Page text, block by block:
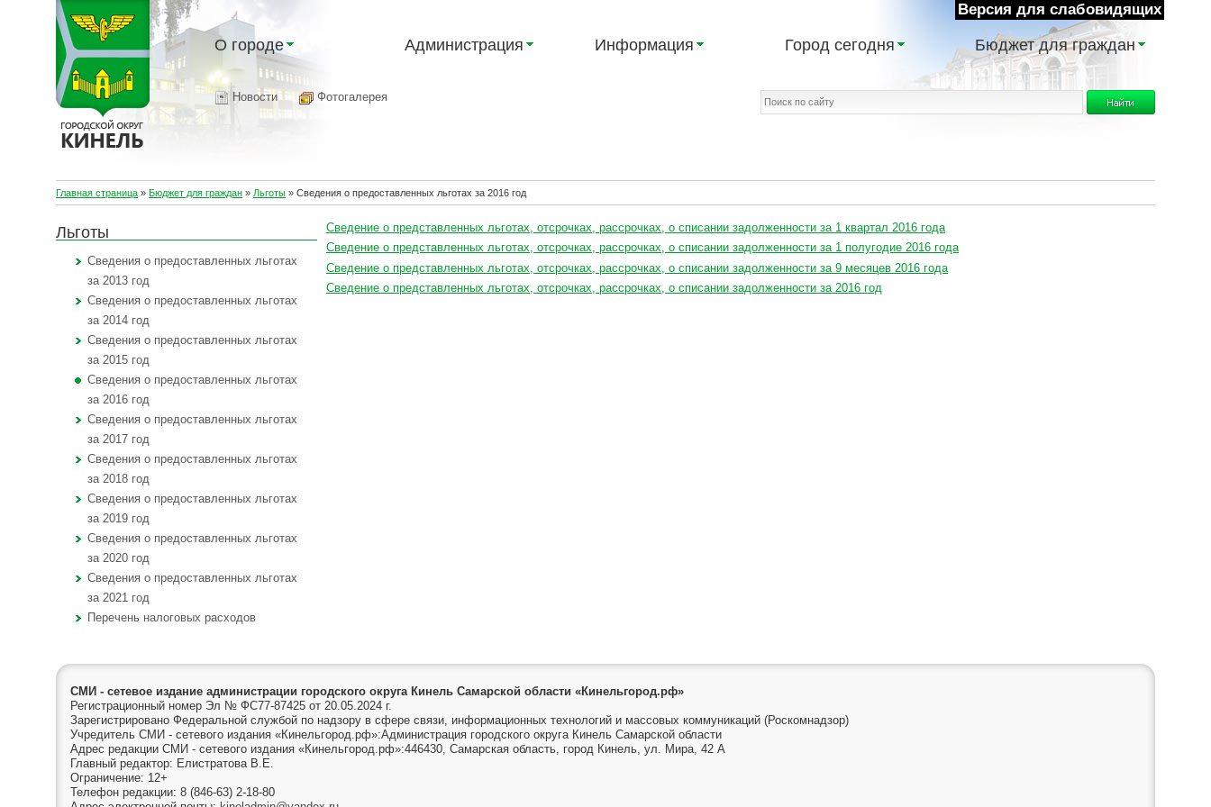
Версия для слабовидящих
О городе Администрация Информация Город сегодня Бюджет для граждан
Новости Фотогалерея
Главная страница » Бюджет для граждан » Льготы » Сведения о предоставленных льготах за 2016 год
Льготы
Сведения о предоставленных льготах
за 2013 год
Сведения о предоставленных льготах
за 2014 год
Сведения о предоставленных льготах
за 2015 год
Сведения о предоставленных льготах
за 2016 год
Сведения о предоставленных льготах
за 2017 год
Сведения о предоставленных льготах
за 2018 год
Сведения о предоставленных льготах
за 2019 год
Сведения о предоставленных льготах
за 2020 год
Сведения о предоставленных льготах
за 2021 год
Перечень налоговых расходов
Сведение о представленных льготах, отсрочках, рассрочках, о списании задолженности за 1 квартал 2016 года
Сведение о представленных льготах, отсрочках, рассрочках, о списании задолженности за 1 полугодие 2016 года
Сведение о представленных льготах, отсрочках, рассрочках, о списании задолженности за 9 месяцев 2016 года
Сведение о представленных льготах, отсрочках, рассрочках, о списании задолженности за 2016 год
СМИ - сетевое издание администрации городского округа Кинель Самарской области «Кинельгород.рф»
Регистрационный номер Эл № ФС77-87425 от 20.05.2024 г.
Зарегистрировано Федеральной службой по надзору в сфере связи, информационных технологий и массовых коммуникаций (Роскомнадзор)
Учредитель СМИ - сетевого издания «Кинельгород.рф»:Администрация городского округа Кинель Самарской области
Адрес редакции СМИ - сетевого издания «Кинельгород.рф»:446430, Самарская область, город Кинель, ул. Мира, 42 А
Главный редактор: Елистратова В.Е.
Ограничение: 12+
Телефон редакции: 8 (846-63) 2-18-80